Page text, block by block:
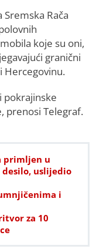
Rača
koje su oni,
granični
Hercegovinu.
pokrajinske
prenosi Telegraf.
primljen u
uslijedio
i
za 10